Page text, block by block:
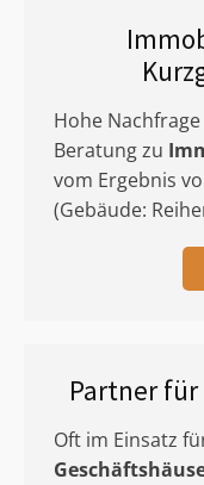
Hohe
Beratung zu
vom Ergebnis
(Gebäude:
Partner
Oft im Einsatz